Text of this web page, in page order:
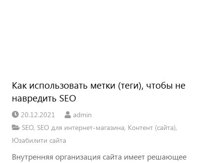
Как использовать метки (теги), чтобы не
навредить SEO
20.12.2021
admin
SEO, SEO для интернет-магазина, Контент (сайта),
Юзабилити сайта
Внутренняя организация сайта имеет решающее